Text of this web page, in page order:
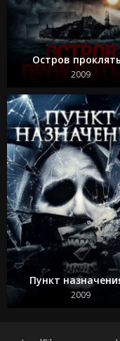
Остров
2009
Пункт
2009